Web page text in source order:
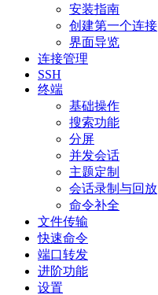
安装指南
创建第一个连接
界面导览
连接管理
SSH
终端
基础操作
搜索功能
分屏
并发会话
主题定制
会话录制与回放
命令补全
文件传输
快速命令
端口转发
进阶功能
设置